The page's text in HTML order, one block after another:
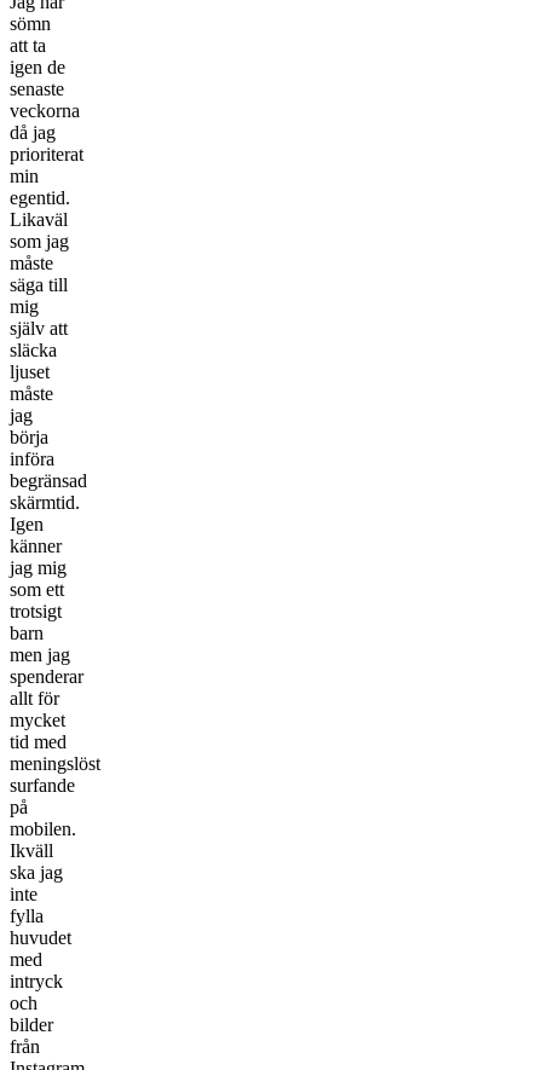
sömn
att ta
igen de
senaste
veckorna
då jag
prioriterat
min
egentid.
Likaväl
som jag
måste
säga till
mig
själv att
släcka
ljuset
måste
jag
börja
införa
begränsad
skärmtid.
Igen
känner
jag mig
som ett
trotsigt
barn
men jag
spenderar
allt för
mycket
tid med
meningslöst
surfande
på
mobilen.
Ikväll
ska jag
inte
fylla
huvudet
med
intryck
och
bilder
från